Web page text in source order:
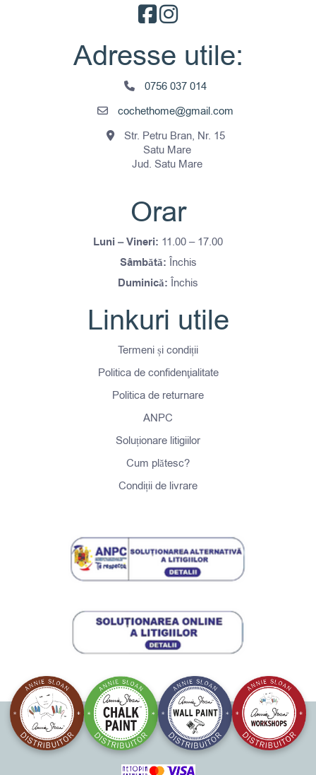
Adresse utile:
0756 037 014
cochethome@gmail.com
Str. Petru Bran, Nr. 15
Satu Mare
Jud. Satu Mare
Orar
Luni – Vineri: 11.00 – 17.00
Sâmbătă: Închis
Duminică: Închis
Linkuri utile
Termeni și condiții
Politica de confidenţialitate
Politica de returnare
ANPC
Soluționare litigiilor
Cum plătesc?
Condiții de livrare